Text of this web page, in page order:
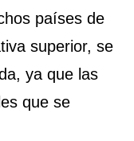
países de
superior, se
ya que las
que se